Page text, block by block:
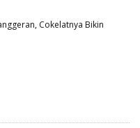
Cokelatnya Bikin